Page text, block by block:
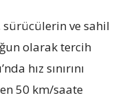
ve sahil
olarak tercih
hız sınırını
50 km/saate